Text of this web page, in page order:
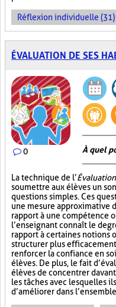
Réflexion individuelle (31)
ÉVALUATION DE SES
0 À quel
La technique de l’
soumettre aux élèves un
questions simples. Ces
une mesure approximative
rapport à une compétence
l’enseignant connaît le
rapport à certaines notions
structurer plus
renforcer la confiance en
élèves. De plus, le fait
élèves de concentrer
les tâches avec lesquelles
d’améliorer dans